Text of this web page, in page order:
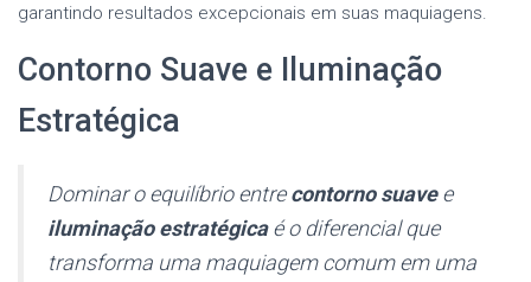
garantindo resultados excepcionais em suas maquiagens.
Contorno Suave e Iluminação
Estratégica
Dominar o equilíbrio entrecontorno suavee
iluminação estratégicaé o diferencial que
transforma uma maquiagem comum em uma